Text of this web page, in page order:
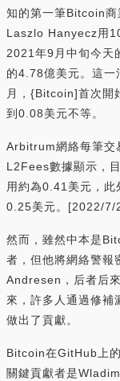
知的第一筆Bitcoin
Laszlo Hanyecz用
2021年9月中旬今天
的4.78億美元。這一
月，{Bitcoin]首次開
到0.08美元不等。
Arbitrum網絡每筆交
L2Fees數據顯示，
用約為0.41美元，
0.25美元。[2022/7/
然而，雖然中本是
者，但他將網絡警報
Andresen，后者后
來，許多人通過修補
做出了貢獻。
Bitcoin在GitHub上
關鍵貢獻者是